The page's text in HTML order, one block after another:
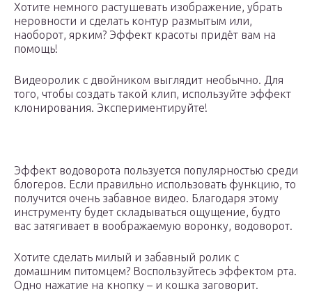
Хотите немного растушевать изображение, убрать
неровности и сделать контур размытым или,
наоборот, ярким? Эффект красоты придёт вам на
помощь!
Видеоролик с двойником выглядит необычно. Для
того, чтобы создать такой клип, используйте эффект
клонирования. Экспериментируйте!
Эффект водоворота пользуется популярностью среди
блогеров. Если правильно использовать функцию, то
получится очень забавное видео. Благодаря этому
инструменту будет складываться ощущение, будто
вас затягивает в воображаемую воронку, водоворот.
Хотите сделать милый и забавный ролик с
домашним питомцем? Воспользуйтесь эффектом рта.
Одно нажатие на кнопку – и кошка заговорит.